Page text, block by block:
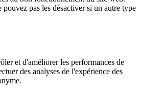
pas les désactiver si un autre type
et d'améliorer les performances de
des analyses de l'expérience des